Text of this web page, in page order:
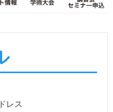
レス